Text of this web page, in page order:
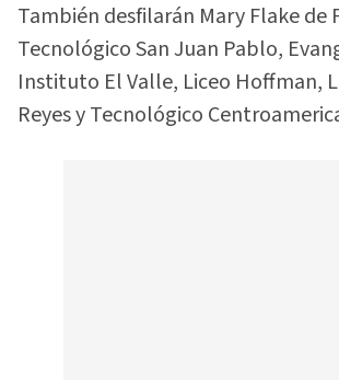
También desfilarán Mary Flake de
Tecnológico San Juan Pablo,
Instituto El Valle, Liceo Hoffman,
Reyes y Tecnológico